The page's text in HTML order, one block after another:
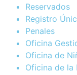
Reservados
Registro
Penales
Oficina
Oficina de
Oficina de la